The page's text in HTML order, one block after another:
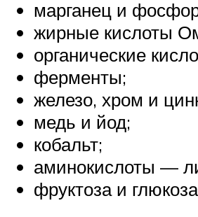
марганец и
жирные кислоты
органические
ферменты;
железо, хром и
медь и йод;
кобальт;
аминокислоты —
фруктоза и